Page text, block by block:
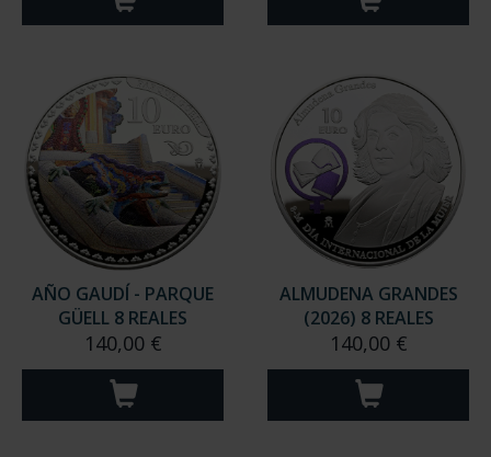
AÑO GAUDÍ - PARQUE
GÜELL 8 REALES
140,00 €
ALMUDENA GRANDES
(2026) 8 REALES
140,00 €